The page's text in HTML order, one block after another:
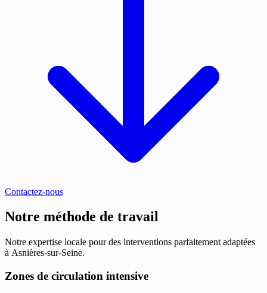
Contactez-nous
Notre méthode de travail
Notre expertise locale pour des interventions parfaitement adaptées
à Asnières-sur-Seine.
Zones de circulation intensive